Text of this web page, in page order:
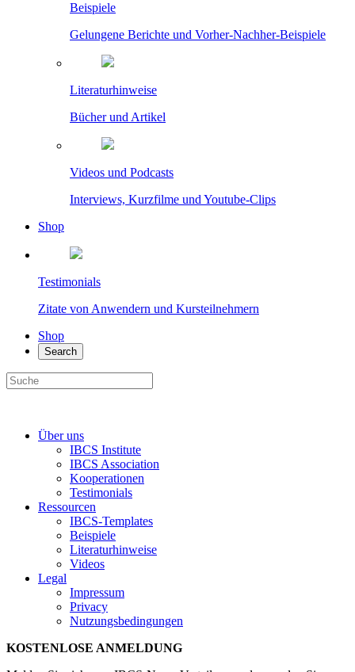
Beispiele
Gelungene Berichte und Vorher-Nachher-Beispiele
Literaturhinweise
Bücher und Artikel
Videos und Podcasts
Interviews, Kurzfilme und Youtube-Clips
Shop
Testimonials
Zitate von Anwendern und Kursteilnehmern
Shop
Search
Über uns
IBCS Institute
IBCS Association
Kooperationen
Testimonials
Ressourcen
IBCS-Templates
Beispiele
Literaturhinweise
Videos
Legal
Impressum
Privacy
Nutzungsbedingungen
KOSTENLOSE ANMELDUNG